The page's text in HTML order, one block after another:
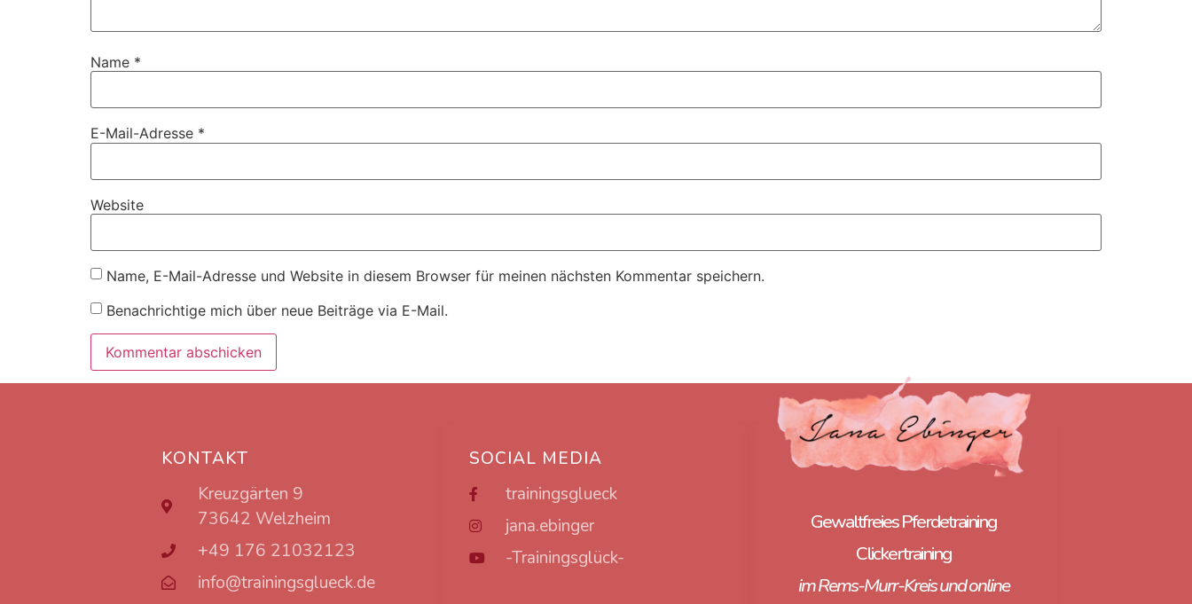
Name *
E-Mail-Adresse *
Website
Name, E-Mail-Adresse und Website in diesem Browser für meinen nächsten Kommentar speichern.
Benachrichtige mich über neue Beiträge via E-Mail.
KONTAKT
Kreuzgärten 9
73642 Welzheim
+49 176 21032123
info@trainingsglueck.de
SOCIAL MEDIA
trainingsglueck
jana.ebinger
-Trainingsglück-
Gewaltfreies Pferdetraining
Clickertraining
im Rems-Murr-Kreis und online